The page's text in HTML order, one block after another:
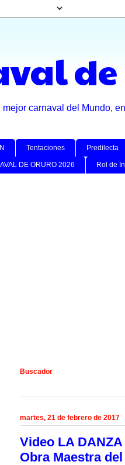
carnaval del Mundo,
Tentaciones Predilecta
DE ORURO 2026 Rol de
Buscador
martes, 21 de febrero de 2017
Video LA
Obra Maestra